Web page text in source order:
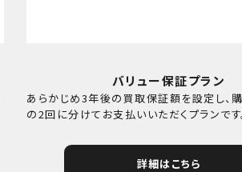
バリュー保証プラン
あらかじめ3年後の買取保証額を設定し、
の2回に分けてお支払いいただくプランです
詳細はこちら